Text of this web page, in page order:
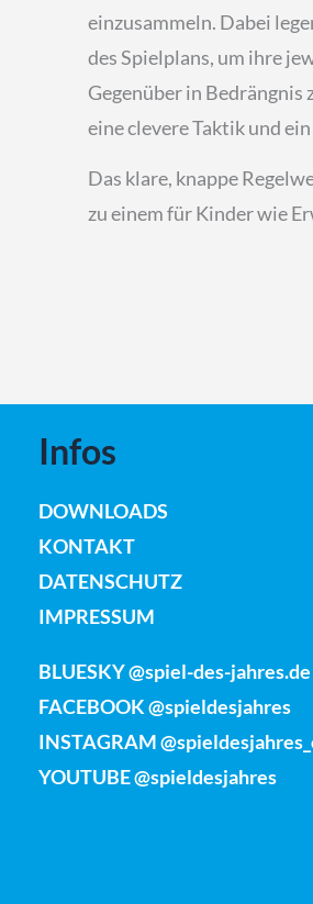
einzusammeln. Dabei
des Spielplans, um ihre
Gegenüber in Bedrängnis
eine clevere Taktik und
Das klare, knappe
zu einem für Kinder wie
Infos
DOWNLOADS
KONTAKT
DATENSCHUTZ
IMPRESSUM
BLUESKY @spiel-des-jahres.de
FACEBOOK @spieldesjahres
INSTAGRAM
YOUTUBE @spieldesjahres